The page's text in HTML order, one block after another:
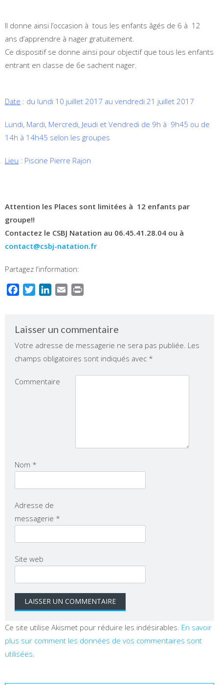
Il donne ainsi l’occasion à tous les enfants âgés de 6 à 12
ans d’apprendre à nager gratuitement.
Ce dispositif se donne ainsi pour objectif que tous les enfants
entrant en classe de 6e sachent nager.
Date : du lundi 10 juillet 2017 au vendredi 21 juillet 2017
Lundi, Mardi, Mercredi, Jeudi et Vendredi de 9h à 9h45 ou de
14h à 14h45 selon les groupes
Lieu : Piscine Pierre Rajon
Attention les Places sont limitées à 12 enfants par
groupe!!
Contactez le CSBJ Natation au 06.45.41.28.04 ou à
contact@csbj-natation.fr
Partagez l'information:
FacebookTwitterLinkedIn
Email
Laisser un commentaire
Votre adresse de messagerie ne sera pas publiée. Les
champs obligatoires sont indiqués avec *
Commentaire
Nom *
Adresse de
messagerie *
Site web
Ce site utilise Akismet pour réduire les indésirables. En savoir
plus sur comment les données de vos commentaires sont
utilisées